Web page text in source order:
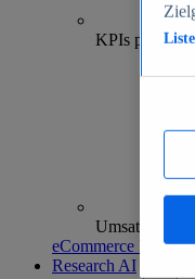
KPIs pro Shop
eCommerce
Research AI